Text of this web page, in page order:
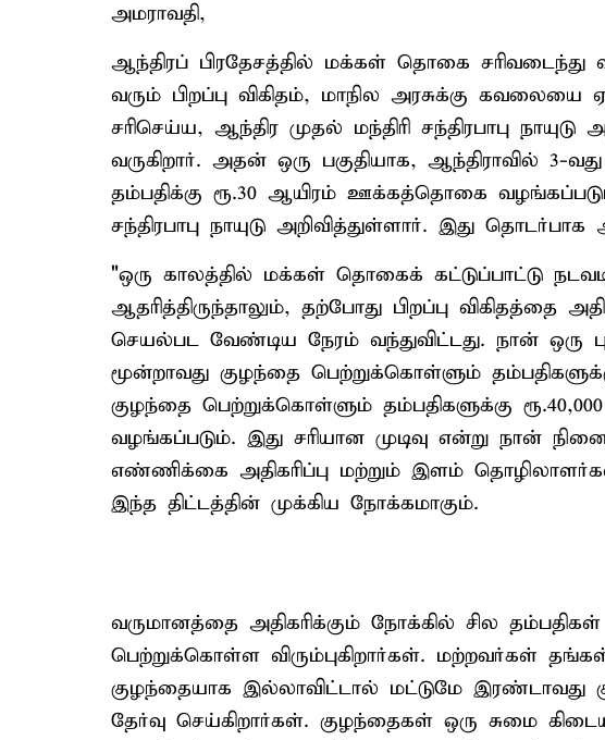
அமராவதி,
ஆந்திரப் பிரதேசத்தில் மக்கள் தொகை சரிவடைந்து
வரும் பிறப்பு விகிதம், மாநில அரசுக்கு கவலையை
சரிசெய்ய, ஆந்திர முதல் மந்திரி சந்திரபாபு நாயுடு
வருகிறார். அதன் ஒரு பகுதியாக, ஆந்திராவில் 3-
தம்பதிக்கு ரூ.30 ஆயிரம் ஊக்கத்தொகை
சந்திரபாபு நாயுடு அறிவித்துள்ளார். இது தொடர்பாக
"ஒரு காலத்தில் மக்கள் தொகைக் கட்டுப்பாட்டு
ஆதரித்திருந்தாலும், தற்போது பிறப்பு விகிதத்தை
செயல்பட வேண்டிய நேரம் வந்துவிட்டது. நான் ஒரு
மூன்றாவது குழந்தை பெற்றுக்கொள்ளும்
குழந்தை பெற்றுக்கொள்ளும் தம்பதிகளுக்கு
வழங்கப்படும். இது சரியான முடிவு என்று நான்
எண்ணிக்கை அதிகரிப்பு மற்றும் இளம்
இந்த திட்டத்தின் முக்கிய நோக்கமாகும்.
வருமானத்தை அதிகரிக்கும் நோக்கில் சில
பெற்றுக்கொள்ள விரும்புகிறார்கள். மற்றவர்கள்
குழந்தையாக இல்லாவிட்டால் மட்டுமே
தேர்வு செய்கிறார்கள். குழந்தைகள் ஒரு சுமை